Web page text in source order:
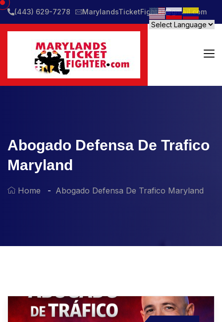
(443) 629-7278 MarylandsTicketFighter@gmail.com
Abogado Defensa De Trafico
Maryland
Home Abogado Defensa De Trafico Maryland